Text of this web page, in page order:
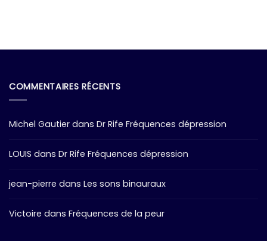
COMMENTAIRES RÉCENTS
Michel Gautier dans Dr Rife Fréquences dépression
LOUIS dans Dr Rife Fréquences dépression
jean-pierre dans Les sons binauraux
Victoire dans Fréquences de la peur